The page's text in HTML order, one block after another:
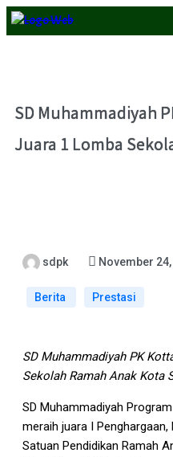
SD Muhammadiyah
Juara 1 Lomba
sdpk November
Berita Prestasi
SD Muhammadiyah PK
Sekolah Ramah Anak Kota
SD Muhammadiyah
meraih juara I
Satuan Pendidikan Ramah